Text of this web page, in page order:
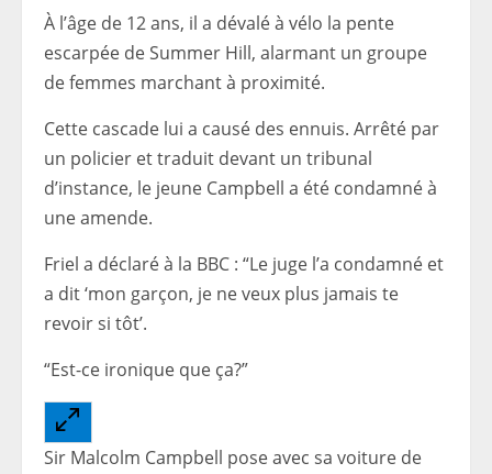
À l’âge de 12 ans, il a dévalé à vélo la pente
escarpée de Summer Hill, alarmant un groupe
de femmes marchant à proximité.
Cette cascade lui a causé des ennuis. Arrêté par
un policier et traduit devant un tribunal
d’instance, le jeune Campbell a été condamné à
une amende.
Friel a déclaré à la BBC : “Le juge l’a condamné et
a dit ‘mon garçon, je ne veux plus jamais te
revoir si tôt’.
“Est-ce ironique que ça?”
Sir Malcolm Campbell pose avec sa voiture de